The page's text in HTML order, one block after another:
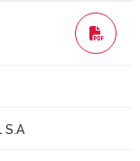
WORD
S.A